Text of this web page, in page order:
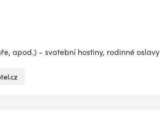
apod.) - svatební hostiny, rodinné oslavy